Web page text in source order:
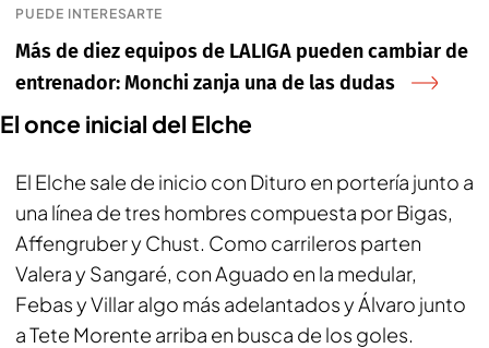
PUEDE INTERESARTE
Más de diez equipos de LALIGA pueden cambiar de
entrenador: Monchi zanja una de las dudas
El once inicial del Elche
El Elche sale de inicio con Dituro en portería junto a
una línea de tres hombres compuesta por Bigas,
Affengruber y Chust. Como carrileros parten
Valera y Sangaré, con Aguado en la medular,
Febas y Villar algo más adelantados y Álvaro junto
a Tete Morente arriba en busca de los goles.